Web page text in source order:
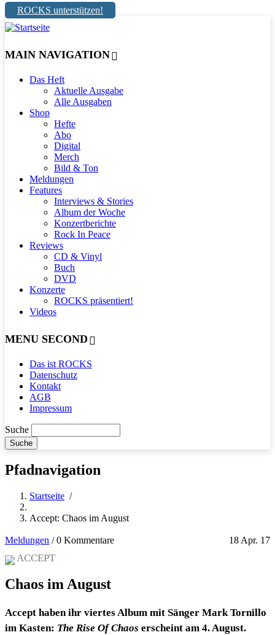
ROCKS unterstützen!
MAIN NAVIGATION
Das Heft
Aktuelle Ausgabe
Alle Ausgaben
Shop
Hefte
Abo
Digital
Merch
Bild & Ton
Meldungen
Features
Interviews & Stories
Album der Woche
Konzertberichte
Rock In Peace
Reviews
CD & Vinyl
Buch
DVD
Konzerte
ROCKS präsentiert!
Videos
MENU SECOND
Das ist ROCKS
Datenschutz
Kontakt
AGB
Impressum
Suche
Pfadnavigation
Startseite /
Accept: Chaos im August
Meldungen 18 Apr. 17
/0 Kommentare
ACCEPT
Chaos im August
Accept haben ihr viertes Album mit Sänger Mark Tornillo
im Kasten: The Rise Of Chaos erscheint am 4. August.